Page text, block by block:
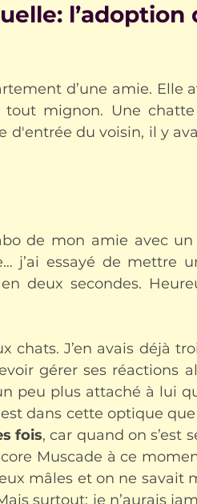
l’adoption
d’une amie. Elle
mignon. Une
du voisin, il y
de mon amie avec un
j’ai essayé de mettre
deux secondes.
chats. J’en avais déjà
gérer ses réactions
peu plus attaché à lui
dans cette optique
fois, car quand on s’est
Muscade à ce
mâles et on ne savait
surtout: je n’aurais